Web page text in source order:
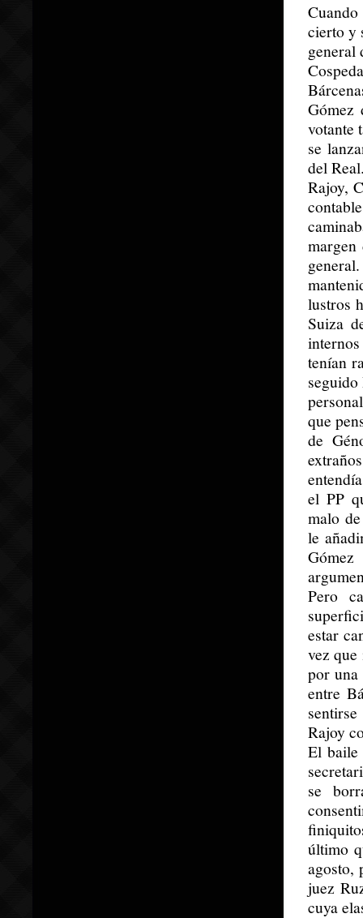
cierto y
general
Gómez
votante
se
del
Rajoy,
lustros
Suiza
tenían
que
de
el PP
malo
le
Gómez
Pero
estar
vez que
por una
entre
Rajoy
El baile
se
último
agosto,
juez
cuya